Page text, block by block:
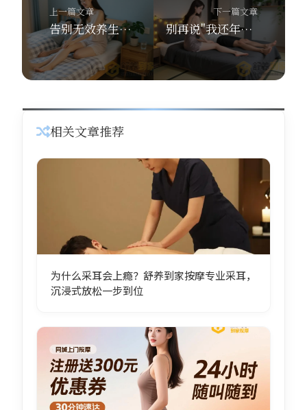
上一篇文章
告别无效养生！这3个养生按摩误区，90%的男士都踩过（内附舒养按摩正解）
下一篇文章
别再说"我还年轻"！舒养到家按摩技师告诉你30岁后男士养生的3个关键转折点
相关文章推荐
为什么采耳会上瘾？舒养到家按摩专业采耳，
沉浸式放松一步到位